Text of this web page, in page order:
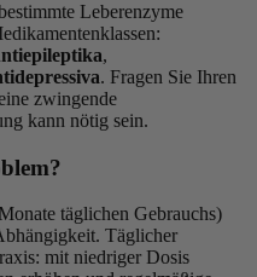
Leberenzyme
,
. Fragen Sie Ihren
zwingende
kann nötig sein.
täglichen Gebrauchs)
Täglicher
mit niedriger Dosis